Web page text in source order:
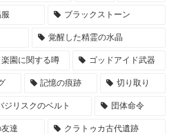
ブラックストーン
覚醒した精霊の水晶
楽園に関する噂 ゴッドアイド武器
記憶の痕跡 切り取り
ジリスクのベルト 団体命令
友達 クラトゥカ古代遺跡